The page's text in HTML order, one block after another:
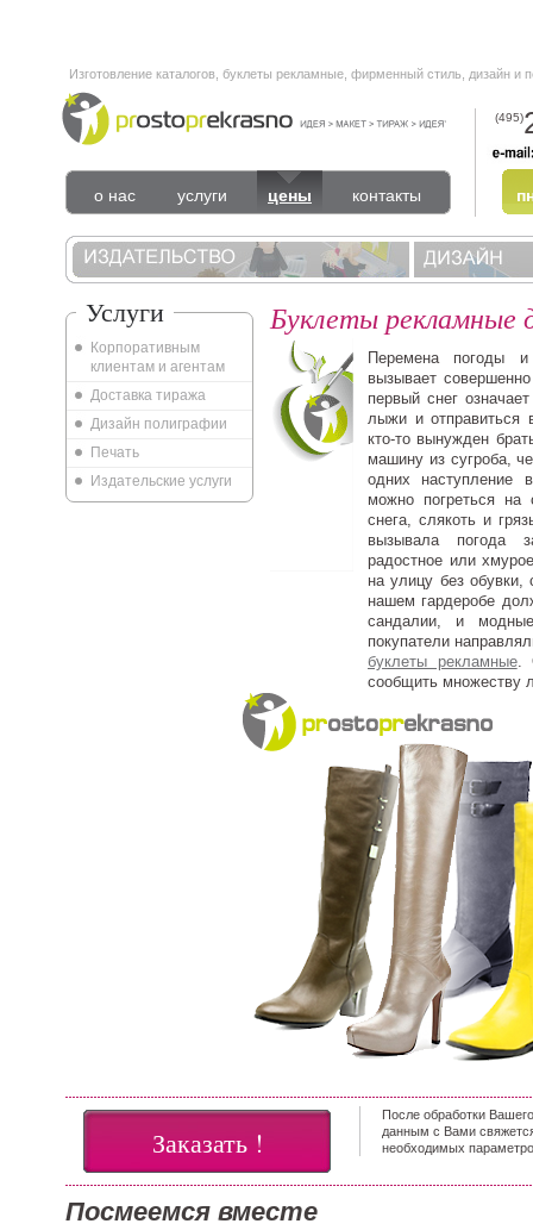
Изготовление каталогов, буклеты рекламные, фирменный стиль, дизайн и
о нас услуги цены контакты
(495)
Услуги
Корпоративным
клиентам и агентам
Доставка тиража
Дизайн полиграфии
Печать
Издательские услуги
Буклеты рекламные
Перемена погоды
вызывает
первый снег
лыжи и отправиться
кто-то вынужден
машину из сугроба,
одних наступление
можно погреться
снега, слякоть и
вызывала погода
радостное или
на улицу без обувки,
нашем гардеробе
сандалии, и
покупатели
буклеты рекламные.
сообщить множеству
Заказать !
После обработки
данным с Вами
необходимых
Посмеемся вместе